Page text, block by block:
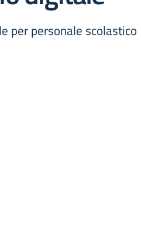
per personale scolastico